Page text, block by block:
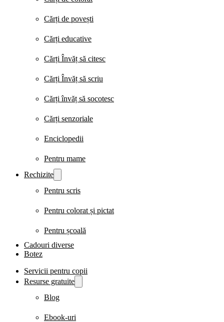
Cărți de povești
Cărți educative
Cărți Învăț să citesc
Cărți Învăț să scriu
Cărți învăț să socotesc
Cărți senzoriale
Enciclopedii
Pentru mame
Rechizite
Pentru scris
Pentru colorat și pictat
Pentru școală
Cadouri diverse
Botez
Servicii pentru copii
Resurse gratuite
Blog
Ebook-uri